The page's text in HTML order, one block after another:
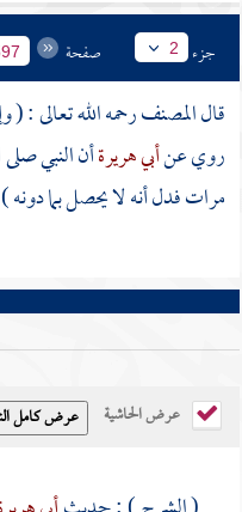
جزء 2 صفحة
قالالمصنفرحمه الله تعالى : (
روي عنأبي هريرةأن النبي
مرات فدل أنه لا يحصل بما دونه
عرض الحاشية